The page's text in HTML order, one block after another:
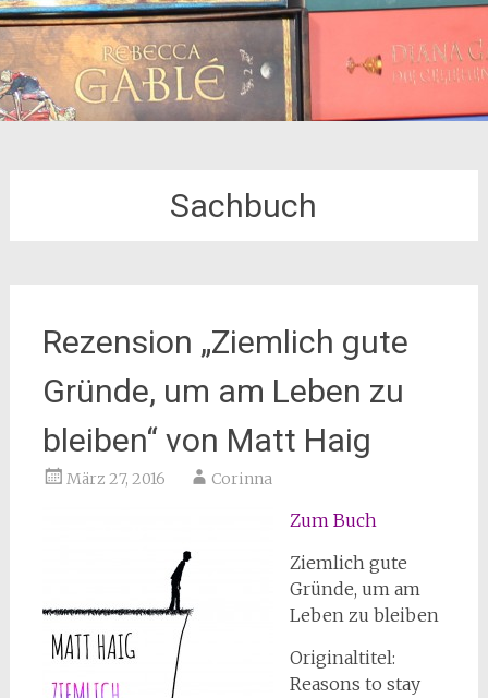
Sachbuch
Rezension „Ziemlich gute
Gründe, um am Leben zu
bleiben“ von Matt Haig
März 27, 2016 Corinna
Zum Buch
Ziemlich gute
Gründe, um am
Leben zu bleiben
Originaltitel:
Reasons to stay